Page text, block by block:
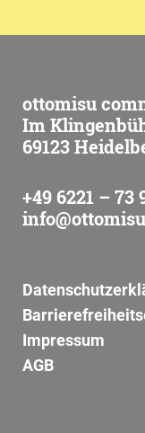
ottomisu
Im
69123
+49 6221 – 73
Impressum
AGB